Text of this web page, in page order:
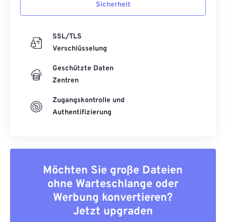
Sicherheit
SSL/TLS
Verschlüsselung
Geschützte Daten
Zentren
Zugangskontrolle und
Authentifizierung
Möchten Sie große Dateien
ohne Warteschlange oder
Werbung konvertieren?
Jetzt upgraden